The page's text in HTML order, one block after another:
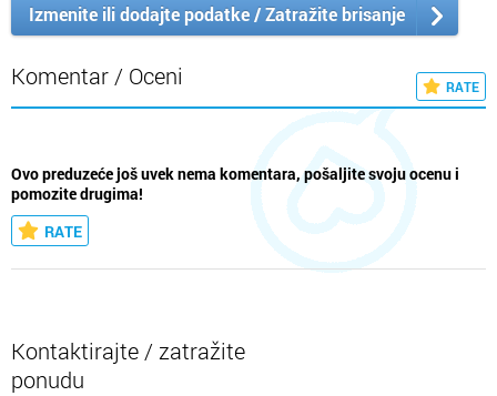
Izmenite ili dodajte podatke / Zatražite brisanje
Komentar / Oceni RATE
Ovo preduzeće još uvek nema komentara, pošaljite svoju ocenu i
pomozite drugima!
RATE
Kontaktirajte / zatražite
ponudu